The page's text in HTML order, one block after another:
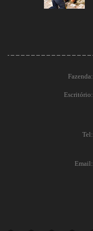
Fazenda:
Escritório:
Tel:
Email: